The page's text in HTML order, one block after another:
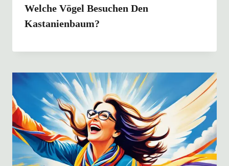
Welche Vögel Besuchen Den
Kastanienbaum?